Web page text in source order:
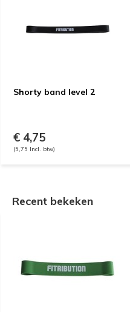
Shorty band level 2
€ 4,75
(5,75 Incl. btw)
Recent bekeken